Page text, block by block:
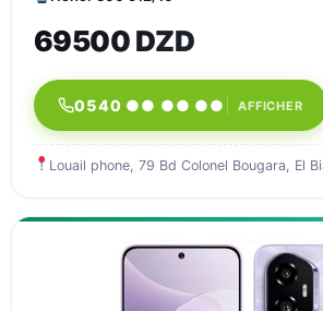
69500 DZD
0540 ●● ●● ●● AFFICHER
Louail phone, 79 Bd Colonel Bougara, El